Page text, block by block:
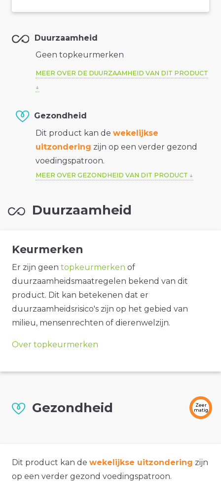
Duurzaamheid
Geen topkeurmerken
MEER OVER DE DUURZAAMHEID VAN DIT PRODUCT
Gezondheid
Dit product kan de wekelijkse
uitzondering zijn op een verder gezond
voedingspatroon.
MEER OVER GEZONDHEID VAN DIT PRODUCT
Duurzaamheid
Keurmerken
Er zijn geen topkeurmerken of
duurzaamheidsmaatregelen bekend van dit
product. Dit kan betekenen dat er
duurzaamheidsrisico's zijn op het gebied van
milieu, mensenrechten of dierenwelzijn.
Over topkeurmerken
Gezondheid
Zeer
matig
Dit product kan de wekelijkse uitzondering zijn
op een verder gezond voedingspatroon.